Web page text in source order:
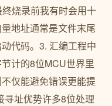
烧录前我有时会用十
地址通常是文件末尾
代码。3. 汇编工程中
计的8位MCU世界里
仅能避免错误更能提
寻址优势许多8位处理